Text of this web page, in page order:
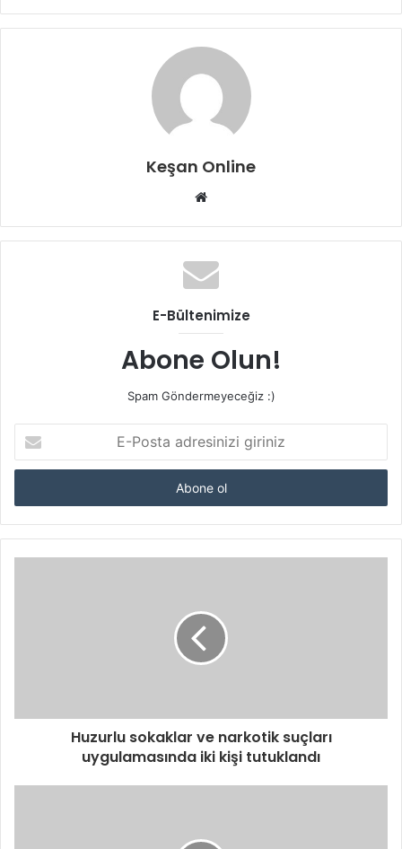
Keşan Online
Web
E-Bültenimize
Abone Olun!
Spam Göndermeyeceğiz :)
Posta
adresinizi
Huzurlu sokaklar ve narkotik suçları
uygulamasında iki kişi tutuklandı